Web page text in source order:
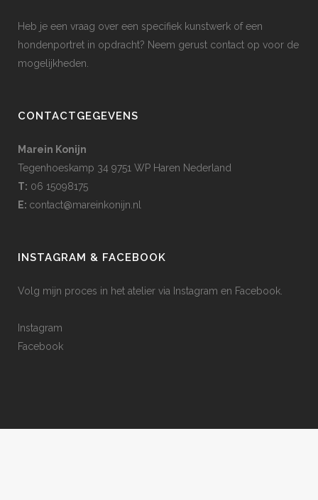
Heb je een vraag over een specifiek kunstwerk of een
hondenportret in opdracht? Neem gerust contact op voor de
mogelijkheden.
CONTACTGEGEVENS
Marein Konijn
Tegenhoeskamp 34 9751 WP Haren Nederland
T: 06 15098175
E: contact@mareinkonijn.nl
INSTAGRAM & FACEBOOK
Volg mijn proces in het atelier via Instagram en Facebook.
Instagram
Facebook